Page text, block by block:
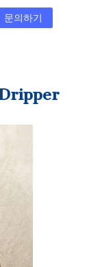
문의하기